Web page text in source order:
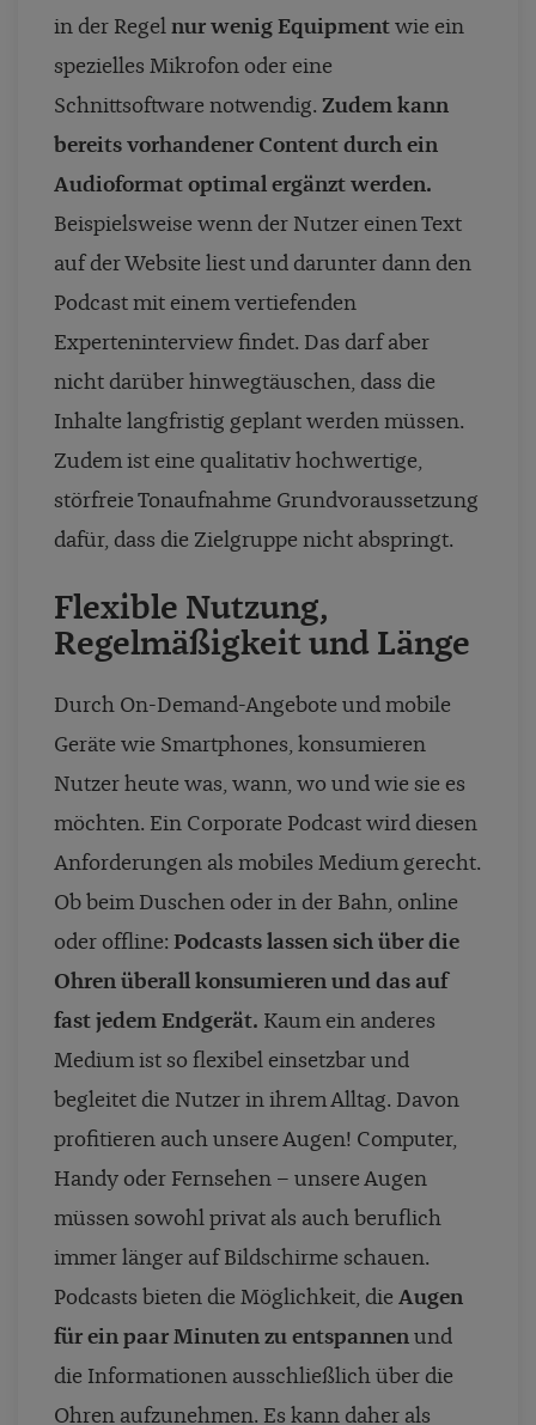
in der Regel nur wenig Equipment wie ein
spezielles Mikrofon oder eine
Schnittsoftware notwendig. Zudem kann
bereits vorhandener Content durch ein
Audioformat optimal ergänzt werden.
Beispielsweise wenn der Nutzer einen Text
auf der Website liest und darunter dann den
Podcast mit einem vertiefenden
Experteninterview findet. Das darf aber
nicht darüber hinwegtäuschen, dass die
Inhalte langfristig geplant werden müssen.
Zudem ist eine qualitativ hochwertige,
störfreie Tonaufnahme Grundvoraussetzung
dafür, dass die Zielgruppe nicht abspringt.
Flexible Nutzung,
Regelmäßigkeit und Länge
Durch On-Demand-Angebote und mobile
Geräte wie Smartphones, konsumieren
Nutzer heute was, wann, wo und wie sie es
möchten. Ein Corporate Podcast wird diesen
Anforderungen als mobiles Medium gerecht.
Ob beim Duschen oder in der Bahn, online
oder offline: Podcasts lassen sich über die
Ohren überall konsumieren und das auf
fast jedem Endgerät. Kaum ein anderes
Medium ist so flexibel einsetzbar und
begleitet die Nutzer in ihrem Alltag. Davon
profitieren auch unsere Augen! Computer,
Handy oder Fernsehen – unsere Augen
müssen sowohl privat als auch beruflich
immer länger auf Bildschirme schauen.
Podcasts bieten die Möglichkeit, die Augen
für ein paar Minuten zu entspannen und
die Informationen ausschließlich über die
Ohren aufzunehmen. Es kann daher als